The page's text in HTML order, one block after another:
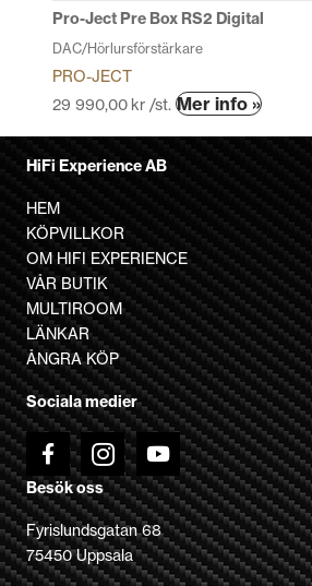
Pro-Ject Pre Box RS2 Digital
DAC/Hörlursförstärkare
PRO-JECT
29 990,00 kr /st. Mer info »Den
De
olika
kan
väljas
på
HiFi Experience AB
HEM
KÖPVILLKOR
OM HIFI EXPERIENCE
VÅR BUTIK
MULTIROOM
LÄNKAR
ÅNGRA KÖP
Sociala medier
Besök oss
Fyrislundsgatan 68
75450 Uppsala